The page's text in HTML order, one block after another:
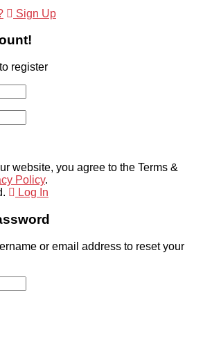
Sign Up
register
website, you agree to the Terms &
Policy.
Log In
or email address to reset your